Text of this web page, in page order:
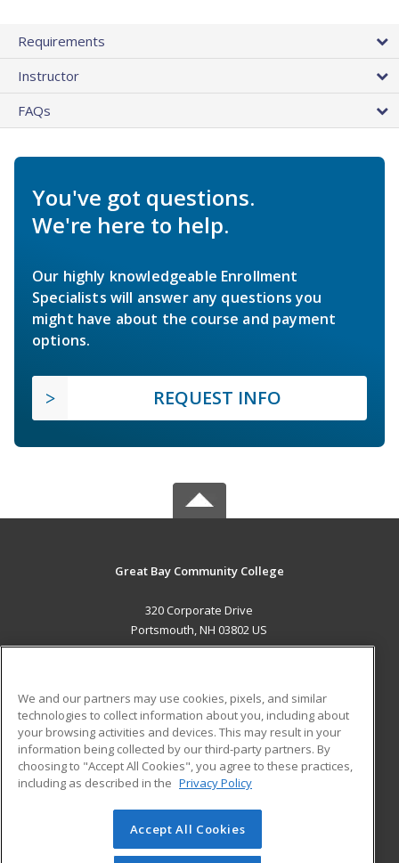
Requirements
Instructor
FAQs
You've got questions.
We're here to help.
Our highly knowledgeable Enrollment
Specialists will answer any questions you
might have about the course and payment
options.
REQUEST INFO
Great Bay Community College
320 Corporate Drive
Portsmouth, NH 03802 US
ADDITIONAL RESOURCES
Military
Financial Assistance
Help
Student Blog
© 2026 ed2go, a division of Cengage Learning. All rights
reserved. The material on this site cannot be reproduced or
We and our partners may use cookies, pixels, and similar
technologies to collect information about you, including about
your browsing activities and devices. This may result in your
information being collected by our third-party partners. By
choosing to "Accept All Cookies", you agree to these practices,
including as described in the Privacy Policy
Accept All Cookies